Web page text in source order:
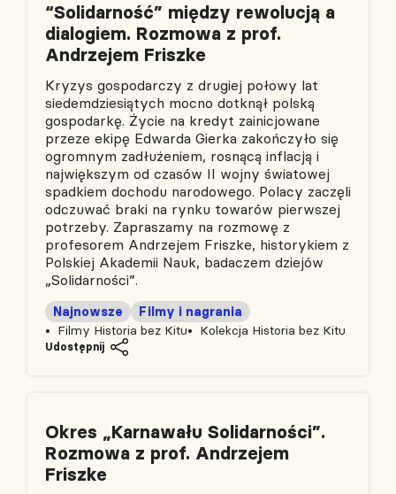
“Solidarność” między rewolucją a
dialogiem. Rozmowa z prof.
Andrzejem Friszke
Kryzys gospodarczy z drugiej połowy lat
siedemdziesiątych mocno dotknął polską
gospodarkę. Życie na kredyt zainicjowane
przeze ekipę Edwarda Gierka zakończyło się
ogromnym zadłużeniem, rosnącą inflacją i
największym od czasów II wojny światowej
spadkiem dochodu narodowego. Polacy zaczęli
odczuwać braki na rynku towarów pierwszej
potrzeby. Zapraszamy na rozmowę z
profesorem Andrzejem Friszke, historykiem z
Polskiej Akademii Nauk, badaczem dziejów
„Solidarności”.
Filmy Historia bez Kitu
Najnowsze
Filmy i nagrania
Kolekcja Historia bez Kitu
Udostępnij
Okres „Karnawału Solidarności”.
Rozmowa z prof. Andrzejem
Friszke